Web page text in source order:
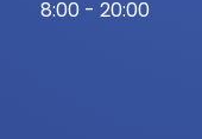
8:00 - 20:00